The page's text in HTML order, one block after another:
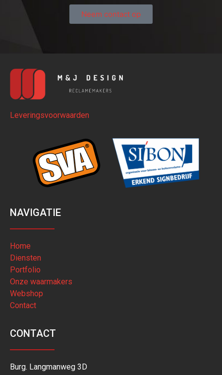
Neem contact op
Leveringsvoorwaarden
NAVIGATIE
Home
Diensten
Portfolio
Onze waarmakers
Webshop
Contact
CONTACT
Burg. Langmanweg 3D